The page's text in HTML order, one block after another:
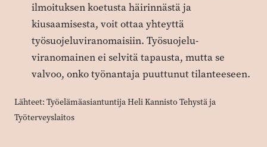
ilmoituksen koetusta häirinnästä ja
kiusaamisesta, voit ottaa yhteyttä
työsuojeluviranomaisiin. Työsuojelu­
viranomainen ei selvitä tapausta, mutta se
valvoo, onko työnantaja puuttunut tilanteeseen.
Lähteet: Työelämäasiantuntija Heli ­Kannisto Tehystä ja
Työterveyslaitos